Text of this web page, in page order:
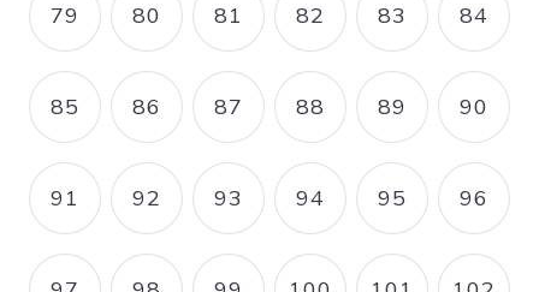
PAGE
79 PAGE
80 PAGE
81 PAGE
82 PAGE
83 PAGE
84
PAGE
85 PAGE
86 PAGE
87 PAGE
88 PAGE
89 PAGE
90
PAGE
91 PAGE
92 PAGE
93 PAGE
94 PAGE
95 PAGE
96